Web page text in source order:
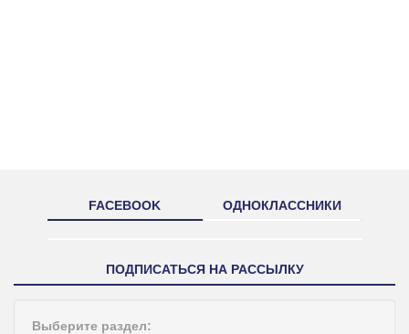
FACEBOOK ОДНОКЛАССНИКИ
ПОДПИСАТЬСЯ НА РАССЫЛКУ
Выберите раздел: